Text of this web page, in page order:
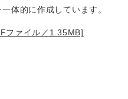
に作成しています。
ファイル／1.35MB]